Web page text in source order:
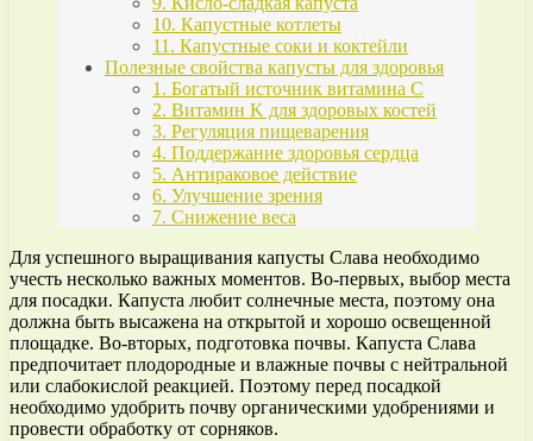
10. Капустные котлеты
11. Капустные соки и коктейли
Полезные свойства капусты для здоровья
1. Богатый источник витамина C
2. Витамин K для здоровых костей
3. Регуляция пищеварения
4. Поддержание здоровья сердца
5. Антираковое действие
6. Улучшение зрения
7. Снижение веса
Для успешного выращивания капусты Слава необходимо
учесть несколько важных моментов. Во-первых, выбор места
для посадки. Капуста любит солнечные места, поэтому она
должна быть высажена на открытой и хорошо освещенной
площадке. Во-вторых, подготовка почвы. Капуста Слава
предпочитает плодородные и влажные почвы с нейтральной
или слабокислой реакцией. Поэтому перед посадкой
необходимо удобрить почву органическими удобрениями и
провести обработку от сорняков.